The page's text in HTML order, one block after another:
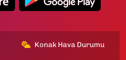
Konak Hava Durumu